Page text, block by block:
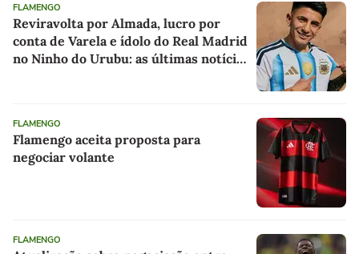
FLAMENGO
Reviravolta por Almada, lucro por
conta de Varela e ídolo do Real Madrid
no Ninho do Urubu: as últimas notícias
FLAMENGO
Flamengo aceita proposta para
negociar volante
FLAMENGO